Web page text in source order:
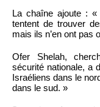
La chaîne ajoute :
tentent de trouver
mais ils n’en ont pas
Ofer Shelah,
sécurité nationale, a
Israéliens dans le
dans le sud. »